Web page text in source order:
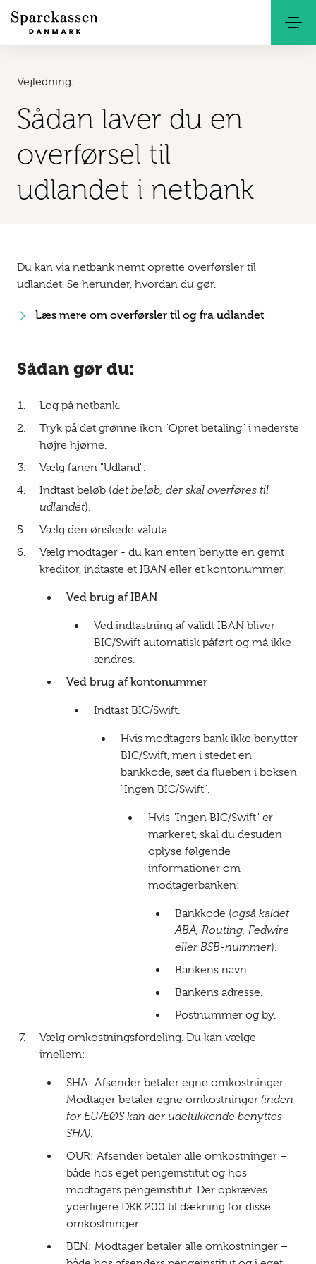
Vejledning:
Sådan laver du en
overførsel til
udlandet i netbank
Du kan via netbank nemt oprette overførsler til
udlandet. Se herunder, hvordan du gør.
Læs mere om overførsler til og fra udlandet
Sådan gør du:
Log på netbank.
Tryk på det grønne ikon "Opret betaling" i nederste
højre hjørne.
Vælg fanen "Udland".
Indtast beløb (det beløb, der skal overføres til
udlandet).
Vælg den ønskede valuta.
Vælg modtager - du kan enten benytte en gemt
kreditor, indtaste et IBAN eller et kontonummer.
Ved brug af IBAN
Ved indtastning af validt IBAN bliver
BIC/Swift automatisk påført og må ikke
ændres.
Ved brug af kontonummer
Indtast BIC/Swift.
Hvis modtagers bank ikke benytter
BIC/Swift, men i stedet en
bankkode, sæt da flueben i boksen
"Ingen BIC/Swift".
Hvis "Ingen BIC/Swift" er
markeret, skal du desuden
oplyse følgende
informationer om
modtagerbanken:
Bankkode (også kaldet
ABA, Routing, Fedwire
eller BSB-nummer).
Bankens navn.
Bankens adresse.
Postnummer og by.
Vælg omkostningsfordeling. Du kan vælge
imellem:
SHA: Afsender betaler egne omkostninger –
Modtager betaler egne omkostninger(inden
for EU/EØS kan der udelukkende benyttes
SHA).
OUR: Afsender betaler alle omkostninger –
både hos eget pengeinstitut og hos
modtagers pengeinstitut. Der opkræves
yderligere DKK 200 til dækning for disse
omkostninger.
BEN: Modtager betaler alle omkostninger –